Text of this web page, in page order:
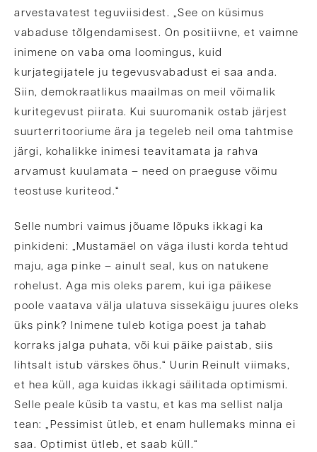
arvestavatest teguviisidest. „See on küsimus
vabaduse tõlgendamisest. On positiivne, et vaimne
inimene on vaba oma loomingus, kuid
kurjategijatele ju tegevusvabadust ei saa anda.
Siin, demokraatlikus maailmas on meil võimalik
kuritegevust piirata. Kui suuromanik ostab järjest
suurterritooriume ära ja tegeleb neil oma tahtmise
järgi, kohalikke inimesi teavitamata ja rahva
arvamust kuulamata – need on praeguse võimu
teostuse kuriteod.“
Selle numbri vaimus jõuame lõpuks ikkagi ka
pinkideni: „Mustamäel on väga ilusti korda tehtud
maju, aga pinke – ainult seal, kus on natukene
rohelust. Aga mis oleks parem, kui iga päikese
poole vaatava välja ulatuva sissekäigu juures oleks
üks pink? Inimene tuleb kotiga poest ja tahab
korraks jalga puhata, või kui päike paistab, siis
lihtsalt istub värskes õhus.“ Uurin Reinult viimaks,
et hea küll, aga kuidas ikkagi säilitada optimismi.
Selle peale küsib ta vastu, et kas ma sellist nalja
tean: „Pessimist ütleb, et enam hullemaks minna ei
saa. Optimist ütleb, et saab küll.“